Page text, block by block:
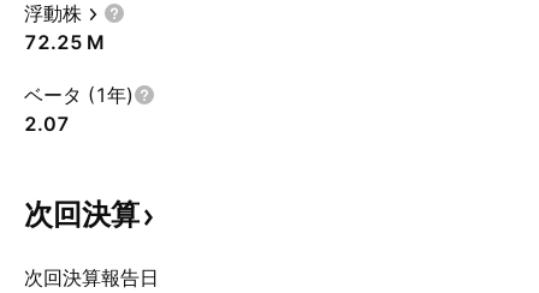
浮動株
‪72.25 M‬
ベータ (1年)
2.07
次回決算
次回決算報告日